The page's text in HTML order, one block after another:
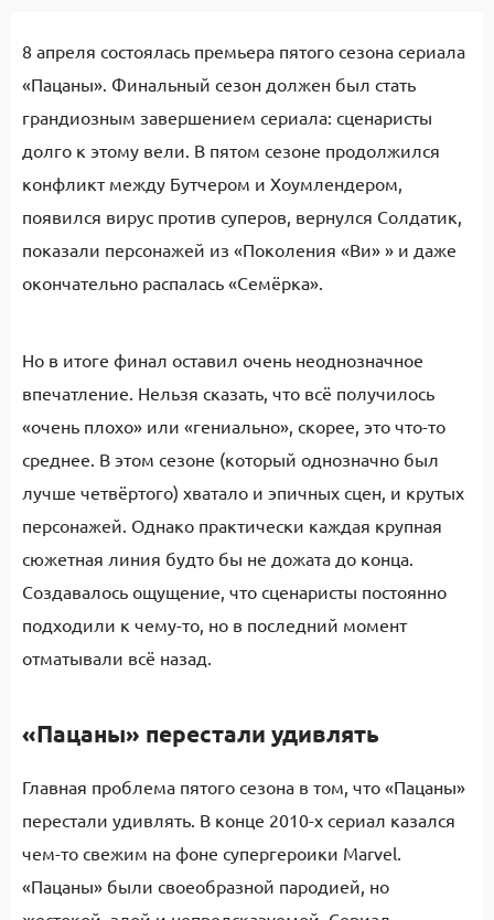
8 апреля состоялась премьера пятого сезона сериала
«Пацаны». Финальный сезон должен был стать
грандиозным завершением сериала: сценаристы
долго к этому вели. В пятом сезоне продолжился
конфликт между Бутчером и Хоумлендером,
появился вирус против суперов, вернулся Солдатик,
показали персонажей из «Поколения «Ви» » и даже
окончательно распалась «Семёрка».
Но в итоге финал оставил очень неоднозначное
впечатление. Нельзя сказать, что всё получилось
«очень плохо» или «гениально», скорее, это что-то
среднее. В этом сезоне (который однозначно был
лучше четвёртого) хватало и эпичных сцен, и крутых
персонажей. Однако практически каждая крупная
сюжетная линия будто бы не дожата до конца.
Создавалось ощущение, что сценаристы постоянно
подходили к чему-то, но в последний момент
отматывали всё назад.
«Пацаны» перестали удивлять
Главная проблема пятого сезона в том, что «Пацаны»
перестали удивлять. В конце 2010-х сериал казался
чем-то свежим на фоне супергероики Marvel.
«Пацаны» были своеобразной пародией, но